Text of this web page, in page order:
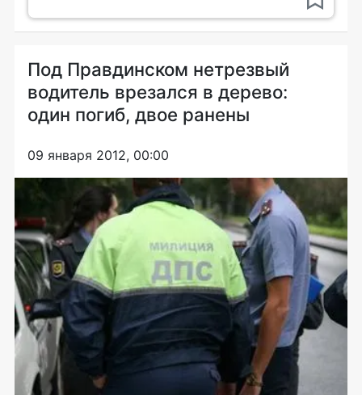
Под Правдинском нетрезвый
водитель врезался в дерево:
один погиб, двое ранены
09 января 2012, 00:00